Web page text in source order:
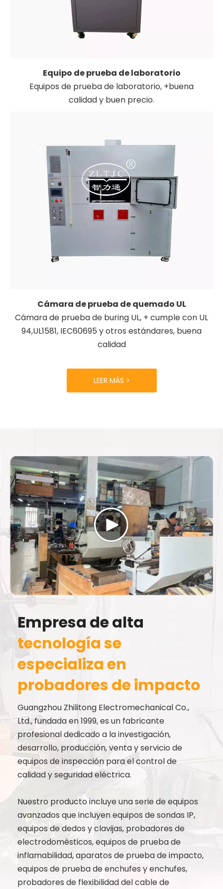
Equipo de prueba de laboratorio
Equipos de prueba de laboratorio, +buena
calidad y buen precio.
Cámara de prueba de quemado UL
Cámara de prueba de buring UL, + cumple con UL
94,UL1581, IEC60695 y otros estándares, buena
calidad
LEER MÁS >
Empresa de alta
tecnología se
especializa en
probadores de impacto
Guangzhou Zhilitong Electromechanical Co.,
Ltd., fundada en 1999, es un fabricante
profesional dedicado a la investigación,
desarrollo, producción, venta y servicio de
equipos de inspección para el control de
calidad y seguridad eléctrica.
Nuestro producto incluye una serie de equipos
avanzados que incluyen equipos de sondas IP,
equipos de dedos y clavijas, probadores de
electrodomésticos, equipos de prueba de
inflamabilidad, aparatos de prueba de impacto,
equipos de prueba de enchufes y enchufes,
probadores de flexibilidad del cable de